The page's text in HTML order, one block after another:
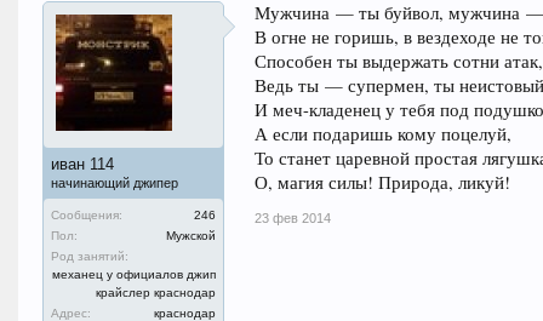
иван 114
начинающий джипер
Сообщения:
246
Пол:
Мужской
Род занятий:
механец у официалов джип
крайслер краснодар
Адрес:
краснодар
Мужчина — ты буйвол, мужчина —
В огне не горишь, в вездеходе не
Способен ты выдержать сотни атак,
Ведь ты — супермен, ты
И меч-кладенец у тебя под
А если подаришь кому поцелуй,
То станет царевной простая
О, магия силы! Природа, ликуй!
23 фев 2014